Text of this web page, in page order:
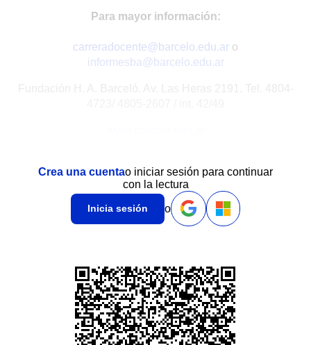
Para mayor información:
carreradocente@barcelo.edu.ar o
informesba@barcelo.edu.ar
Crea una cuentao iniciar sesión para continuar
con la lectura
Inicia sesión o